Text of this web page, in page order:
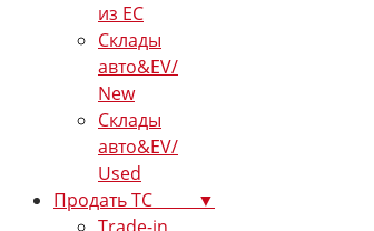
из ЕС
Склады
авто&EV/
New
Склады
авто&EV/
Used
Продать ТС ▼